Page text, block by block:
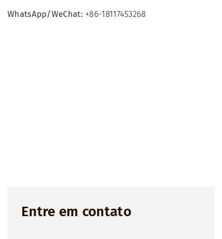
WhatsApp/WeChat: +86-18117453268
Entre em contato